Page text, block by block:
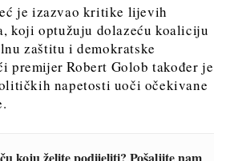
Oglašavanje Pretplata
je izazvao kritike lijevih
koji optužuju dolazeću koaliciju
zaštitu i demokratske
premijer Robert Golob također je
napetosti uoči očekivane